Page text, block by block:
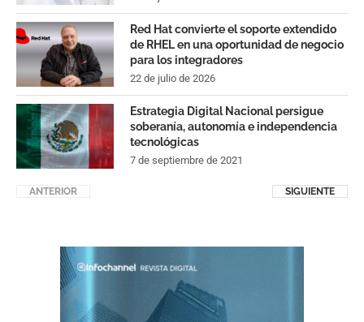
Red Hat convierte el soporte extendido
de RHEL en una oportunidad de negocio
para los integradores
22 de julio de 2026
Estrategia Digital Nacional persigue
soberanía, autonomía e independencia
tecnológicas
7 de septiembre de 2021
ANTERIOR SIGUIENTE